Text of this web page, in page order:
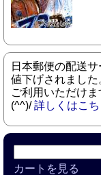
日本郵便の配送
値下げされまし
ご利用いただけ
(^^)/詳しくはこち
カートを見る